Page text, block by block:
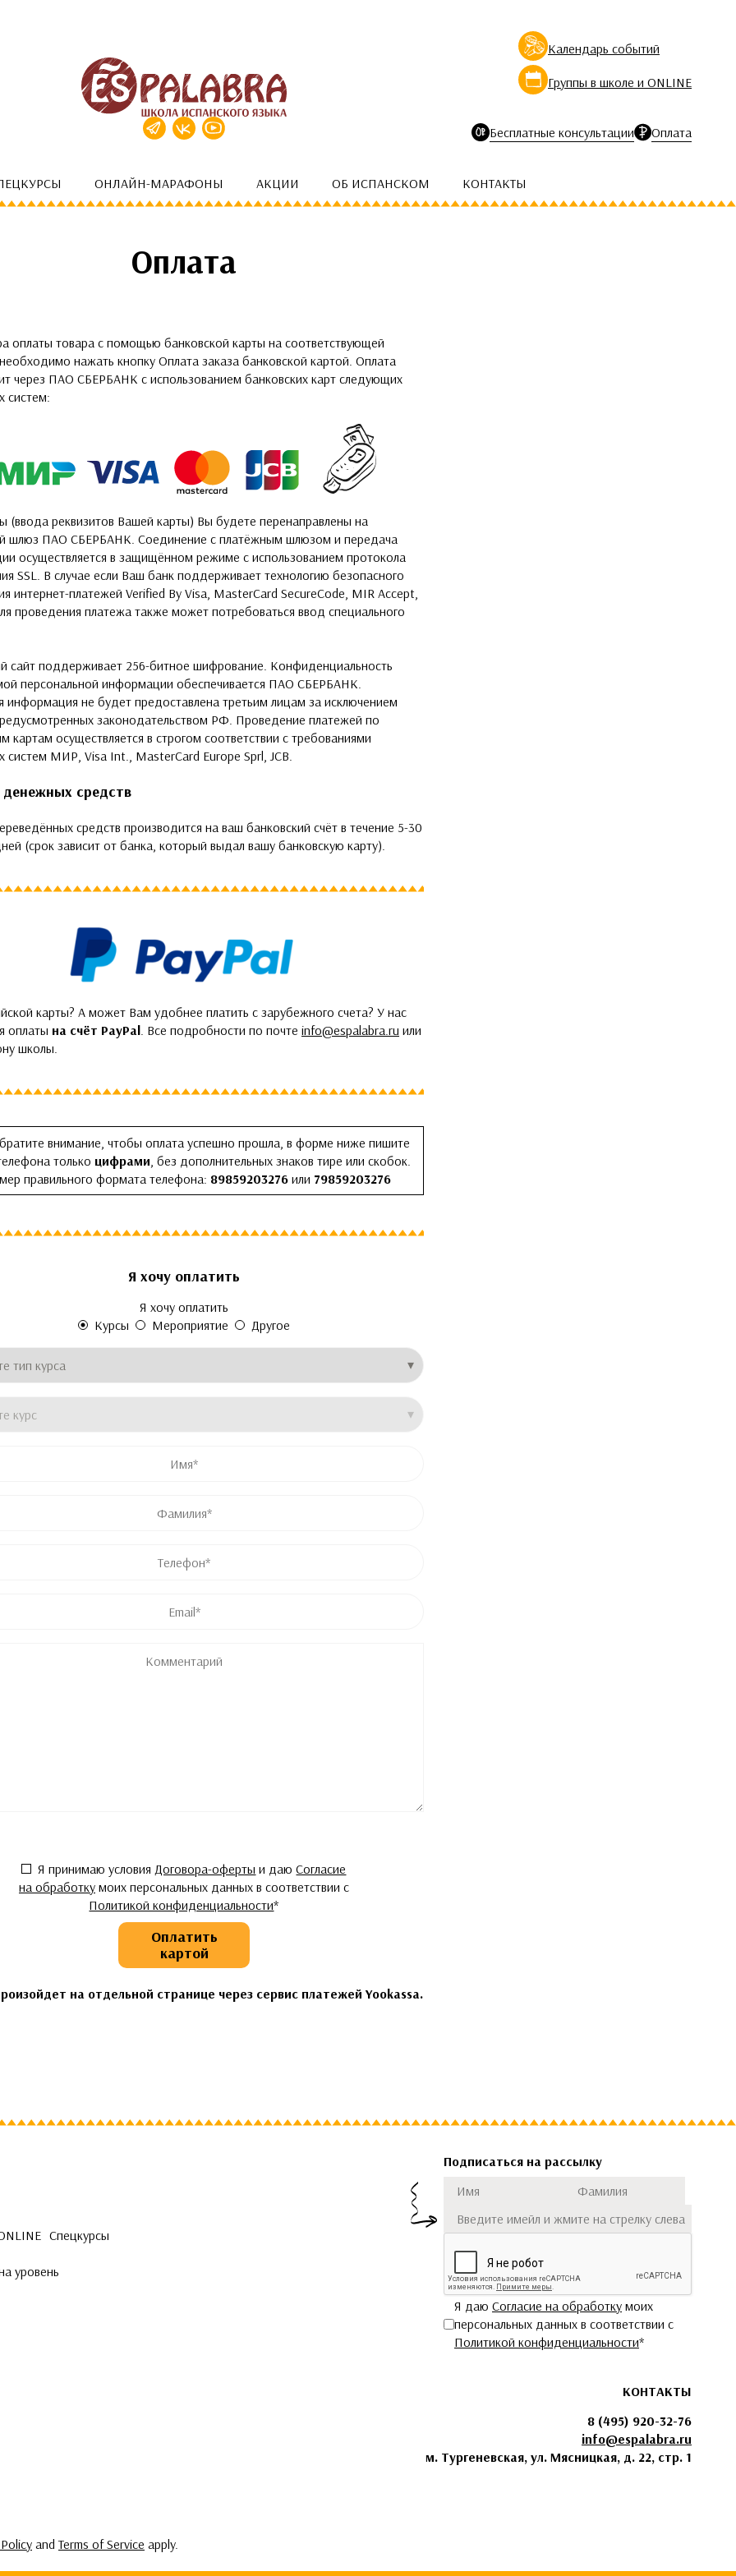
Бесплатные консультации Оплата
Календарь событий
Группы в школе и ONLINE
ОНЛАЙН-МАРАФОНЫ АКЦИИ ОБ ИСПАНСКОМ КОНТАКТЫ
Оплата
оплаты товара с помощью банковской карты на соответствующей
нажать кнопку Оплата заказа банковской картой. Оплата
через ПАО СБЕРБАНК с использованием банковских карт следующих
систем:
(ввода реквизитов Вашей карты) Вы будете перенаправлены на
шлюз ПАО СБЕРБАНК. Соединение с платёжным шлюзом и передача
осуществляется в защищённом режиме с использованием протокола
SSL. В случае если Ваш банк поддерживает технологию безопасного
интернет-платежей Verified By Visa, MasterCard SecureCode, MIR Accept,
проведения платежа также может потребоваться ввод специального
сайт поддерживает 256-битное шифрование. Конфиденциальность
персональной информации обеспечивается ПАО СБЕРБАНК.
информация не будет предоставлена третьим лицам за исключением
законодательством РФ. Проведение платежей по
картам осуществляется в строгом соответствии с требованиями
систем МИР, Visa Int., MasterCard Europe Sprl, JCB.
денежных средств
средств производится на ваш банковский счёт в течение 5-30
(срок зависит от банка, который выдал вашу банковскую карту).
карты? А может Вам удобнее платить с зарубежного счета? У нас
оплаты на счёт PayPal. Все подробности по почте info@espalabra.ru или
школы.
внимание, чтобы оплата успешно прошла, в форме ниже пишите
только цифрами, без дополнительных знаков тире или скобок.
правильного формата телефона: 89859203276 или 79859203276
Я хочу оплатить
Я хочу оплатить
Курсы
Мероприятие
Другое
во время просмотра формы
во время просмотра формы
во время просмотра формы
Согласие*
Я принимаю условияДоговора-оферты и даюСогласие
на обработкумоих персональных данных в соответствии с
Политикой конфиденциальности*
Оплатить
картой
на отдельной странице через сервис платежей Yookassa.
Спецкурсы
уровень
andTerms of Service apply.
Подписаться на рассылку
Имя
Фамилия
Я даю Согласие на обработку моих
персональных данных в соответствии с
Политикой конфиденциальности*
Подписаться
КОНТАКТЫ
8 (495) 920-32-76
info@espalabra.ru
м. Тургеневская, ул. Мясницкая, д. 22, стр. 1